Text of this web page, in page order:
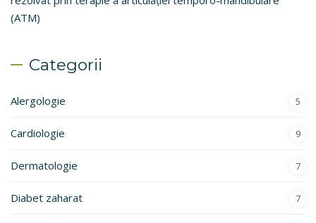
(ATM)
Categorii
Alergologie 5
Cardiologie 9
Dermatologie 7
Diabet zaharat 7